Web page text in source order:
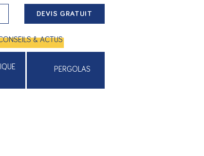
DEVIS GRATUIT
& ACTUS
PERGOLAS